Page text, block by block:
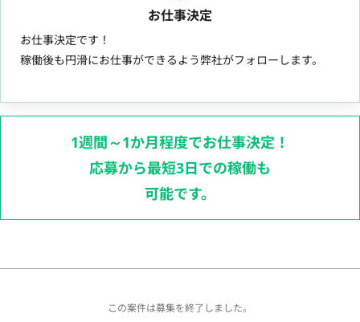
お仕事決定
お仕事決定です！
稼働後も円滑にお仕事ができるよう弊社がフォローします。
1週間～1か月程度でお仕事決定！
応募から最短3日での稼働も
可能です。
この案件は募集を終了しました。